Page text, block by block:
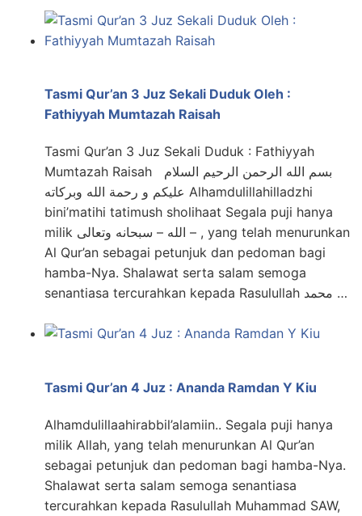
Tasmi Qur’an 3 Juz Sekali Duduk Oleh :
Fathiyyah Mumtazah Raisah
Tasmi Qur’an 3 Juz Sekali Duduk : Fathiyyah
Mumtazah Raisah بسم الله الرحمن الرحيم السلام
عليكم و رحمة الله وبركاته Alhamdulillahilladzhi
bini’matihi tatimush sholihaat Segala puji hanya
milik الله – سبحانه وتعالى – , yang telah menurunkan
Al Qur’an sebagai petunjuk dan pedoman bagi
hamba-Nya. Shalawat serta salam semoga
senantiasa tercurahkan kepada Rasulullah محمد …
Tasmi Qur’an 4 Juz : Ananda Ramdan Y Kiu
Alhamdulillaahirabbil’alamiin.. Segala puji hanya
milik Allah, yang telah menurunkan Al Qur’an
sebagai petunjuk dan pedoman bagi hamba-Nya.
Shalawat serta salam semoga senantiasa
tercurahkan kepada Rasulullah Muhammad SAW,